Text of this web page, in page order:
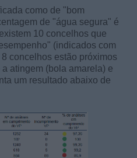
como de "bom
de "água segura" é
10 concelhos que
(indicados com
concelhos estão próximos
atingem (bola amarela) e
um resultado abaixo de